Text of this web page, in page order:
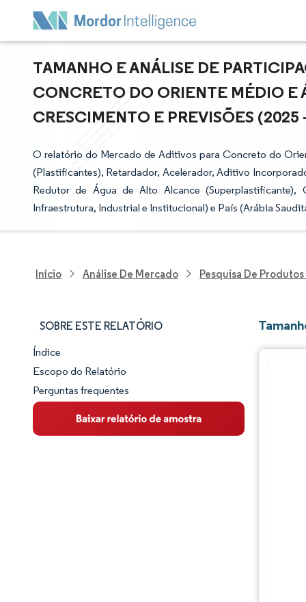
TAMANHO E ANÁLISE DE
CONCRETO DO ORIENTE MÉDIO E
CRESCIMENTO E PREVISÕES (2025
O relatório do Mercado de Aditivos para Concreto do
(Plastificantes), Retardador, Acelerador, Aditivo
Redutor de Água de Alto Alcance (Superplastificante),
Infraestrutura, Industrial e Institucional) e País (Arábia
Início Análise De Mercado Pesquisa De
SOBRE ESTE RELATÓRIO
Panorama do Mercado
Visão Geral do Mercado
Principais Tendências de Mercado
Índice
Escopo do Relatório
Perguntas frequentes